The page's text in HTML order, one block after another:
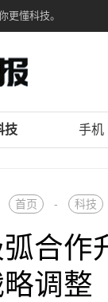
更懂科技。
技 手机
首页 - 科技
合作
调整